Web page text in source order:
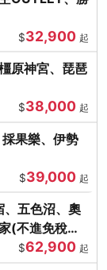
$32,900 起
原神宮、琵琶
$38,000 起
果樂、伊勢
$39,000 起
五色沼、奧
(不進免稅店)
$62,900 起